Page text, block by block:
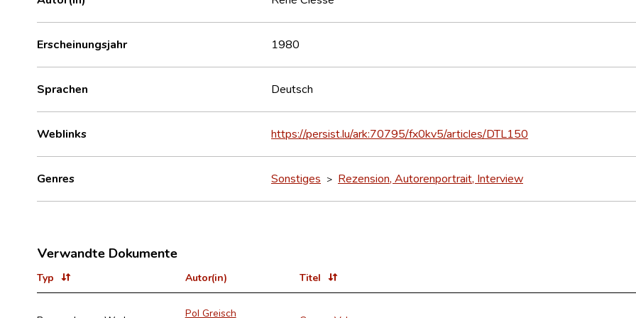
Erscheinungsjahr 1980
Sprachen Deutsch
Weblinks https://persist.lu/ark:70795/fx0kv5/articles/DTL150
Genres Sonstiges > Rezension, Autorenportrait, Interview
Verwandte Dokumente
Typ Autor(in) Titel
Pol Greisch